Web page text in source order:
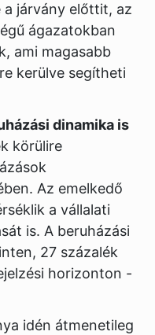
járvány előttit, az
ágazatokban
ami magasabb
kerülve segítheti
dinamika is
körülire
Az emelkedő
a vállalati
is. A beruházási
27 százalék
horizonton -
idén átmenetileg